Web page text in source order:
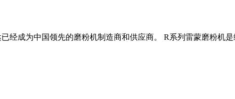
经成为中国领先的磨粉机制造商和供应商。 R系列雷蒙磨粉机